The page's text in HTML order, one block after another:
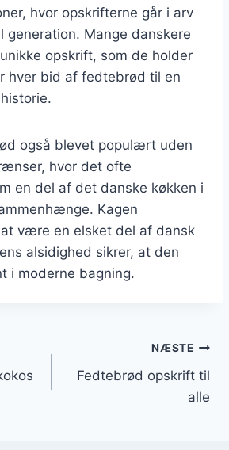
hvor opskrifterne går i arv
generation. Mange danskere
opskrift, som de holder
hver bid af fedtebrød til en
også blevet populært uden
hvor det ofte
en del af det danske køkken i
Kagen
være en elsket del af dansk
alsidighed sikrer, at den
i moderne bagning.
NÆSTE
Fedtebrød opskrift til
alle